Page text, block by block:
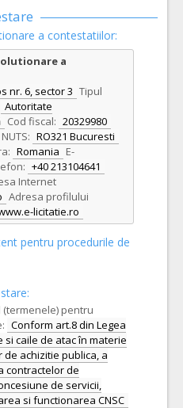
a contestatiilor:
a
nr. 6, sector 3 Tipul
Autoritate
Cod fiscal: 20329980
RO321 Bucuresti
Romania E-
+40 213104641
Internet
Adresa profilului
licitatie.ro
pentru procedurile de
pentru
Conform art.8 din Legea
si caile de atac în materie
achizitie publica, a
contractelor de
de servicii,
si functionarea CNSC